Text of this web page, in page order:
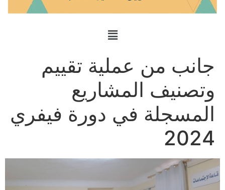
جانب من عملية تقييم
وتصنيف المشاريع
المسجلة في دورة فيفري
2024